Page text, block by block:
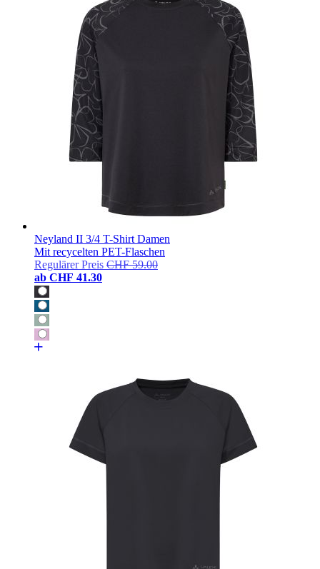
Neyland II 3/4 T-Shirt Damen
Mit recycelten PET-Flaschen
Regulärer Preis CHF 59.00
ab CHF 41.30